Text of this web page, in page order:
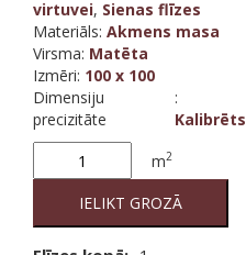
virtuvei, Sienas flīzes
Materiāls: Akmens masa
Virsma: Matēta
Izmēri: 100 x 100
Dimensiju
precizitāte
:
Kalibrēts
Pietre
Jerusalem
m2
IELIKT GROZĀ